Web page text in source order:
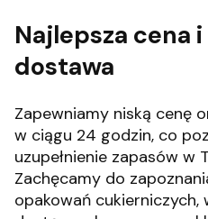
Najlepsza cena
dostawa
Zapewniamy niską cenę
w ciągu 24 godzin, co
uzupełnienie zapasów w
Zachęcamy do
opakowań